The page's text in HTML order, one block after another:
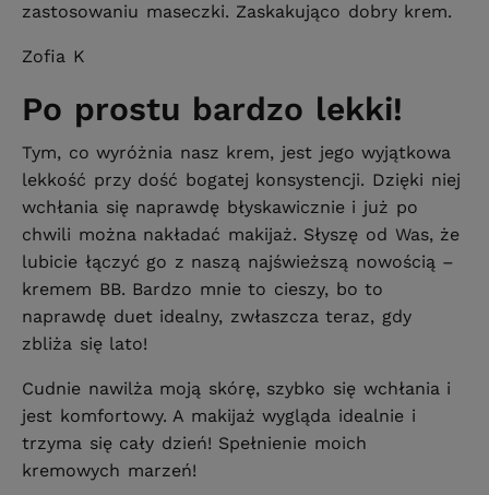
zastosowaniu maseczki. Zaskakująco dobry krem.
Zofia K
Po prostu bardzo lekki!
Tym, co wyróżnia nasz krem, jest jego wyjątkowa
lekkość przy dość bogatej konsystencji. Dzięki niej
wchłania się naprawdę błyskawicznie i już po
chwili można nakładać makijaż. Słyszę od Was, że
lubicie łączyć go z naszą najświeższą nowością –
kremem BB. Bardzo mnie to cieszy, bo to
naprawdę duet idealny, zwłaszcza teraz, gdy
zbliża się lato!
Cudnie nawilża moją skórę, szybko się wchłania i
jest komfortowy. A makijaż wygląda idealnie i
trzyma się cały dzień! Spełnienie moich
kremowych marzeń!